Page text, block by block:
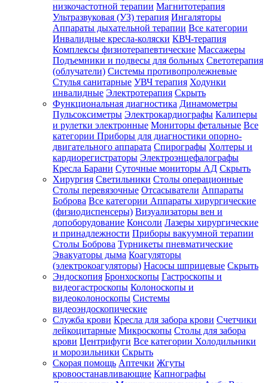
низкочастотной терапии Магнитотерапия
Ультразвуковая (УЗ) терапия Ингаляторы
Аппараты дыхательной терапии Все категории
Инвалидные кресла-коляски КВЧ-терапия
Комплексы физиотерапевтические Массажеры
Подъемники и подвесы для больных Светотерапия
(облучатели) Системы противопролежневые
Стулья санитарные УВЧ терапия Ходунки
инвалидные Электротерапия Скрыть
Функциональная диагностика Динамометры
Пульсоксиметры Электрокардиографы Калиперы
и рулетки электронные Мониторы фетальные Все
категории Приборы для диагностики опорно-
двигательного аппарата Спирографы Холтеры и
кардиорегистраторы Электроэнцефалографы
Кресла Барани Суточные мониторы АД Скрыть
Хирургия Светильники Столы операционные
Столы перевязочные Отсасыватели Аппараты
Боброва Все категории Аппараты хирургические
(физиодиспенсеры) Визуализаторы вен и
допоборудование Консоли Лазеры хирургические
и принадлежности Приборы вакуумной терапии
Столы Боброва Турникеты пневматические
Эвакуаторы дыма Коагуляторы
(электрокоагуляторы) Насосы шприцевые Скрыть
Эндоскопия Бронхоскопы Гастроскопы и
видеогастроскопы Колоноскопы и
видеоколоноскопы Системы
видеоэндоскопические
Служба крови Кресла для забора крови Счетчики
лейкоцитарные Микроскопы Столы для забора
крови Центрифуги Все категории Холодильники
и морозильники Скрыть
Скорая помощь Аптечки Жгуты
кровоостанавливающие Капнографы